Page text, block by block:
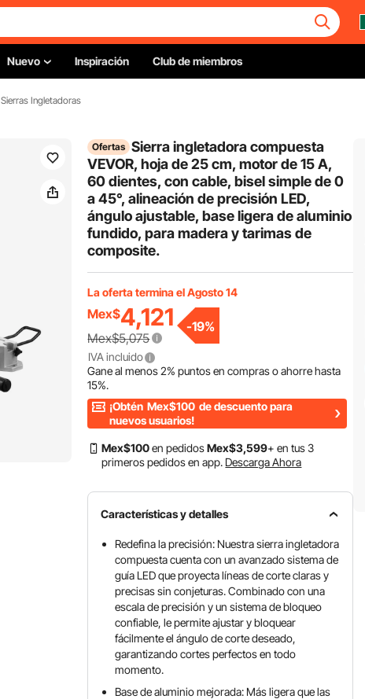
Nuevo Inspiración Club de miembros
Sierras Ingletadoras
Ofertas Sierra ingletadora compuesta
VEVOR, hoja de 25 cm, motor de 15 A,
60 dientes, con cable, bisel simple de 0
a 45°, alineación de precisión LED,
ángulo ajustable, base ligera de aluminio
fundido, para madera y tarimas de
composite.
La oferta termina el Agosto 14
Mex$4,121
Mex$5,075
-19%
IVA incluido
Gane al menos2% puntos en compras o ahorre hasta
15%.
¡Obtén Mex$100 de descuento para
nuevos usuarios!
Mex$100en pedidosMex$3,599+ en tus 3
primeros pedidos en app. Descarga Ahora
Características y detalles
Redefina la precisión: Nuestra sierra ingletadora
compuesta cuenta con un avanzado sistema de
guía LED que proyecta líneas de corte claras y
precisas sin conjeturas. Combinado con una
escala de precisión y un sistema de bloqueo
confiable, le permite ajustar y bloquear
fácilmente el ángulo de corte deseado,
garantizando cortes perfectos en todo
momento.
Base de aluminio mejorada: Más ligera que las